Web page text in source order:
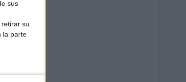
sus
su
la parte